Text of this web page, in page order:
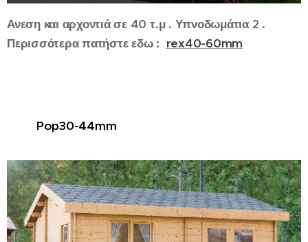
Ανεση και αρχοντιά σε 40 τ.μ . Υπνοδωμάτια 2 .
Περισσότερα πατήστε εδω : rex40-60mm
Pop30-44mm